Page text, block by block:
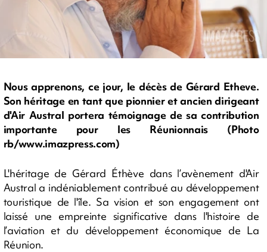
Nous apprenons, ce jour, le décès de Gérard Etheve.
Son héritage en tant que pionnier et ancien dirigeant
d'Air Austral portera témoignage de sa contribution
importante pour les Réunionnais (Photo
rb/www.imazpress.com)
L'héritage de Gérard Éthève dans l’avènement d'Air
Austral a indéniablement contribué au développement
touristique de l'île. Sa vision et son engagement ont
laissé une empreinte significative dans l'histoire de
l’aviation et du développement économique de La
Réunion.